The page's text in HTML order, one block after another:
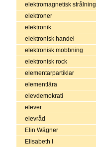
elektromagnetisk strålning
elektroner
elektronik
elektronisk handel
elektronisk mobbning
elektronisk rock
elementarpartiklar
elementlära
elevdemokrati
elever
elevråd
Elin Wägner
Elisabeth I